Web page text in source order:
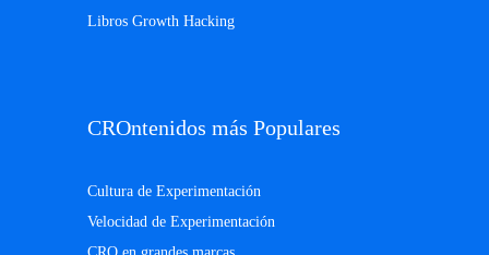
Libros Growth Hacking
CROntenidos más Populares
Cultura de Experimentación
Velocidad de Experimentación